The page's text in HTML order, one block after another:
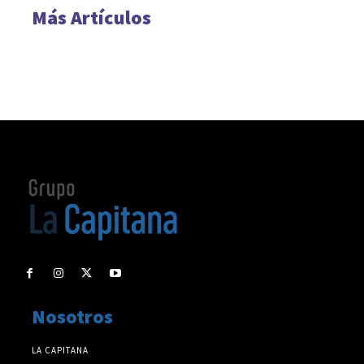
Más Artículos
Nosotros
LA CAPITANA